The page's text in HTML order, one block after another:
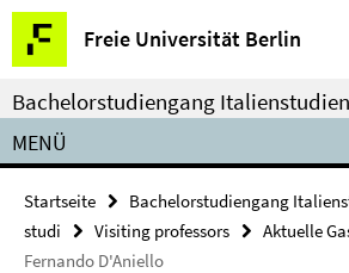
Springe
direkt
zu
Inhalt
Freie Universität Berlin
Service-
Navigation
Bachelorstudiengang Italienstudien
MENÜ
Startseite Bachelorstudiengang
studi
Visiting professors Aktuelle
Fernando D'Aniello